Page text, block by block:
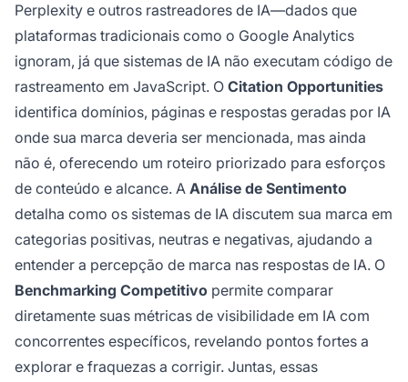
Perplexity e outros rastreadores de IA—dados que
plataformas tradicionais como o Google Analytics
ignoram, já que sistemas de IA não executam código de
rastreamento em JavaScript. O Citation Opportunities
identifica domínios, páginas e respostas geradas por IA
onde sua marca deveria ser mencionada, mas ainda
não é, oferecendo um roteiro priorizado para esforços
de conteúdo e alcance. A Análise de Sentimento
detalha como os sistemas de IA discutem sua marca em
categorias positivas, neutras e negativas, ajudando a
entender a percepção de marca nas respostas de IA. O
Benchmarking Competitivo permite comparar
diretamente suas métricas de visibilidade em IA com
concorrentes específicos, revelando pontos fortes a
explorar e fraquezas a corrigir. Juntas, essas